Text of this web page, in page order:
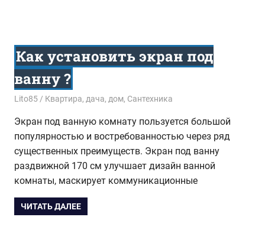
Как установить экран под
ванну ?
22.07.2015
Lito85 Квартира, дача, дом, Сантехника
Экран под ванную комнату пользуется большой
популярностью и востребованностью через ряд
существенных преимуществ. Экран под ванну
раздвижной 170 см улучшает дизайн ванной
комнаты, маскирует коммуникационные
ЧИТАТЬ ДАЛЕЕ